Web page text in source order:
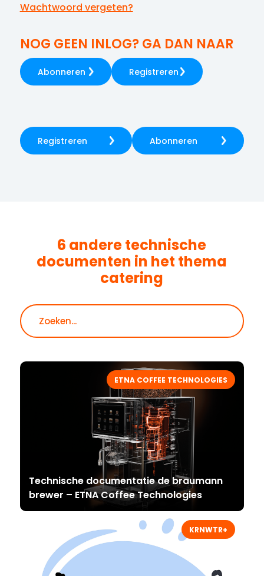
Wachtwoord vergeten?
NOG GEEN INLOG? GA DAN NAAR
Abonneren Registreren
Registreren Abonneren
6 andere technische
documenten in het thema
catering
ETNA COFFEE TECHNOLOGIES
Technische documentatie de braumann
brewer – ETNA Coffee Technologies
KRNWTR+